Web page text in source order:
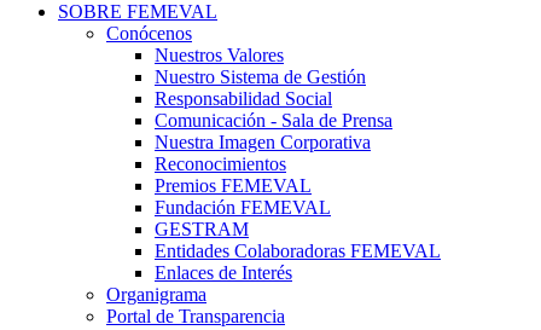
SOBRE FEMEVAL
Conócenos
Nuestros Valores
Nuestro Sistema de Gestión
Responsabilidad Social
Comunicación - Sala de Prensa
Nuestra Imagen Corporativa
Reconocimientos
Premios FEMEVAL
Fundación FEMEVAL
GESTRAM
Entidades Colaboradoras FEMEVAL
Enlaces de Interés
Organigrama
Portal de Transparencia